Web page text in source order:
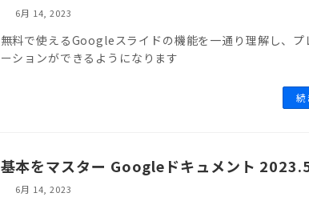
6月 14, 2023
無料で使えるGoogleスライドの機能を一通り理解し、プ
ーションができるようになります
続
基本をマスター Googleドキュメント
6月 14, 2023